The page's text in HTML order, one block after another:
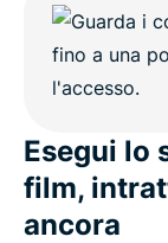
Esegui lo
film,
ancora